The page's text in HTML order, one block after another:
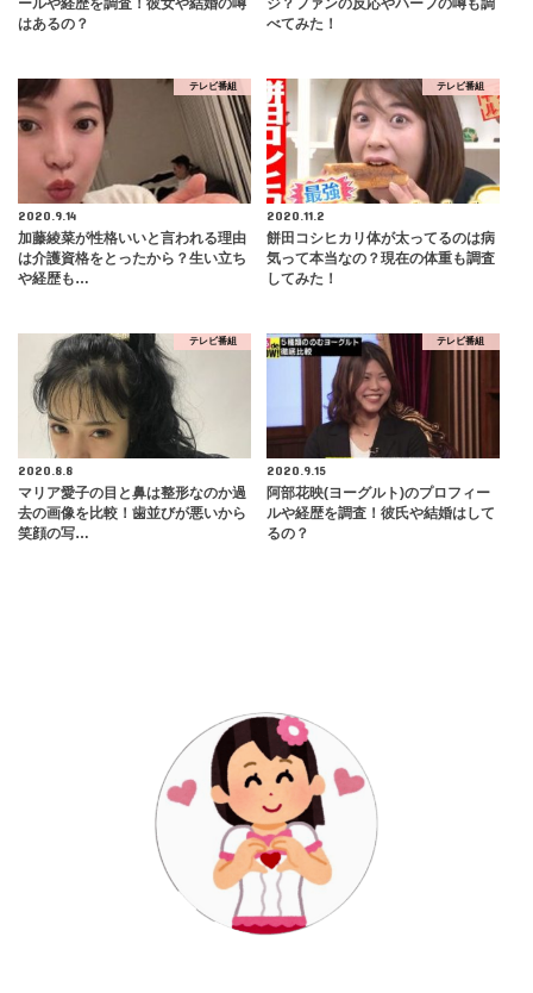
はあるの？
べてみた！
テレビ番組
2020.9.14
加藤綾菜が性格いいと言われる理由
は介護資格をとったから？生い立ち
や経歴も…
テレビ番組
2020.11.2
餅田コシヒカリ体が太ってるのは病
気って本当なの？現在の体重も調査
してみた！
テレビ番組
2020.8.8
マリア愛子の目と鼻は整形なのか過
去の画像を比較！歯並びが悪いから
笑顔の写…
テレビ番組
2020.9.15
阿部花映(ヨーグルト)のプロフィー
ルや経歴を調査！彼氏や結婚はして
るの？